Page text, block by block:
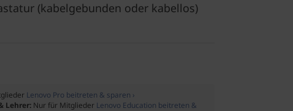
(kabelgebunden oder kabellos)
Lenovo Pro beitreten & sparen ›
Lehrer: Nur für Mitglieder Lenovo Education beitreten &